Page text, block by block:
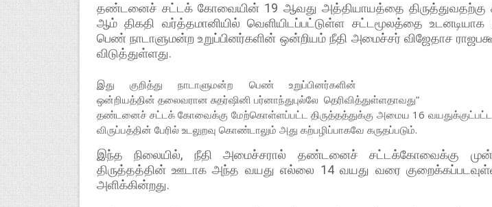
தண்டனைச் சட்டக் கோவையின் 19 ஆவது அத்தியாயத்தை திருத்துவதற்கு
ஆம் திகதி வர்த்தமானியில் வெளியிடப்பட்டுள்ள சட்டமூலத்தை உடனடியாக
பெண் நாடாளுமன்ற உறுப்பினர்களின் ஒன்றியம் நீதி அமைச்சர் விஜேதாச
விடுத்துள்ளது.
இது குறித்து நாடாளுமன்ற பெண் உறுப்பினர்களின்
ஒன்றியத்தின் தலைவரான சுதர்ஷினி பர்னாந்துபுல்லே தெரிவித்துள்ளதாவது”
தண்டனைச் சட்டக் கோவைக்கு மேற்கொள்ளப்பட்ட திருத்தத்துக்கு அமைய 16
விருப்பத்தின் பேரில் உடலுறவு கொண்டாலும் அது கற்பழிப்பாகவே கருதப்படும்.
இந்த நிலையில், நீதி அமைச்சரால் தண்டனைச் சட்டக்கோவைக்கு
திருத்தத்தின் ஊடாக அந்த வயது எல்லை 14 வயது வரை
அளிக்கின்றது.